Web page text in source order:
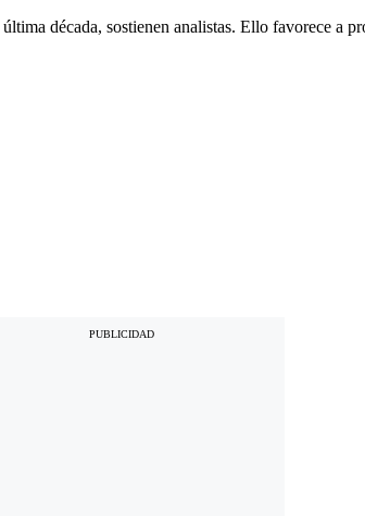
década, sostienen analistas. Ello favorece a